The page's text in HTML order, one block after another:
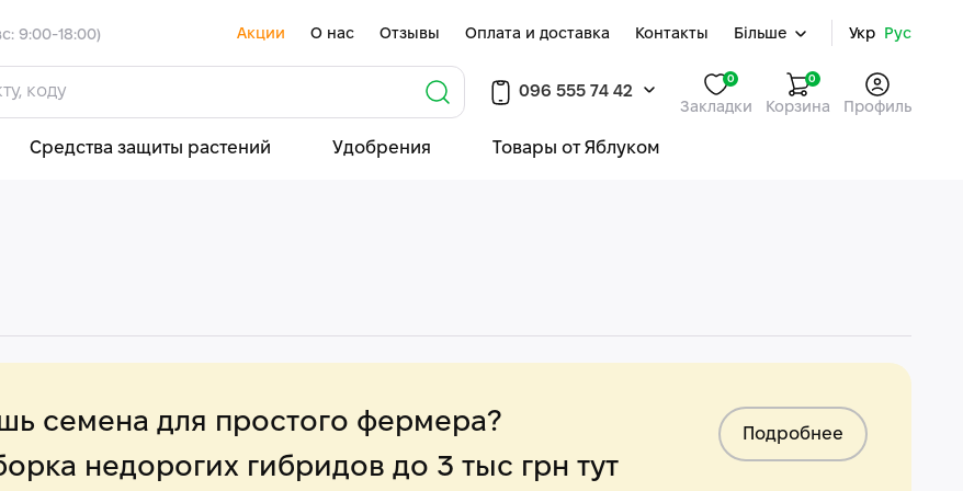
9:00-18:00) Акции О нас Отзывы Оплата и доставка Контакты Більше Укр Рус
096 555 74 42
Закладки
0 0
Корзина Профиль
Средства защиты растений Удобрения Товары от Яблуком
семена для простого фермера?
недорогих гибридов до 3 тыс грн тут
Подробнее